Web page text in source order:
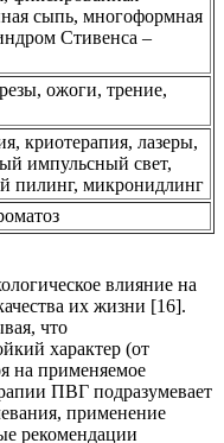
сыпь, многоформная
Стивенса –
ожоги, трение,
криотерапия, лазеры,
импульсный свет,
пилинг, микронидлинг
влияние на
их жизни [16].
что
характер (от
на применяемое
ПВГ подразумевает
применение
рекомендации